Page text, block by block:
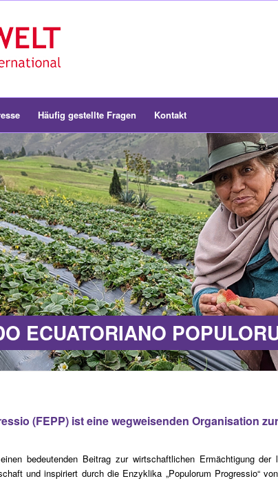
Häufig gestellte Fragen Kontakt
ECUATORIANO
(FEPP) ist eine wegweisenden Organisation
bedeutenden Beitrag zur wirtschaftlichen Ermächtigung der
und inspiriert durch die Enzyklika „Populorum Progressio“